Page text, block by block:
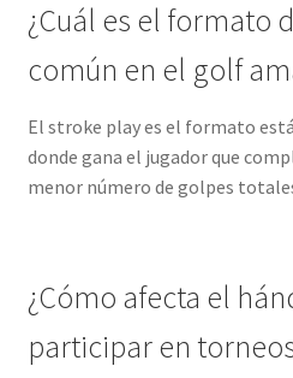
¿Cuál es el formato
común en el golf
El stroke play es el formato
donde gana el jugador que
menor número de golpes
¿Cómo afecta el
participar en